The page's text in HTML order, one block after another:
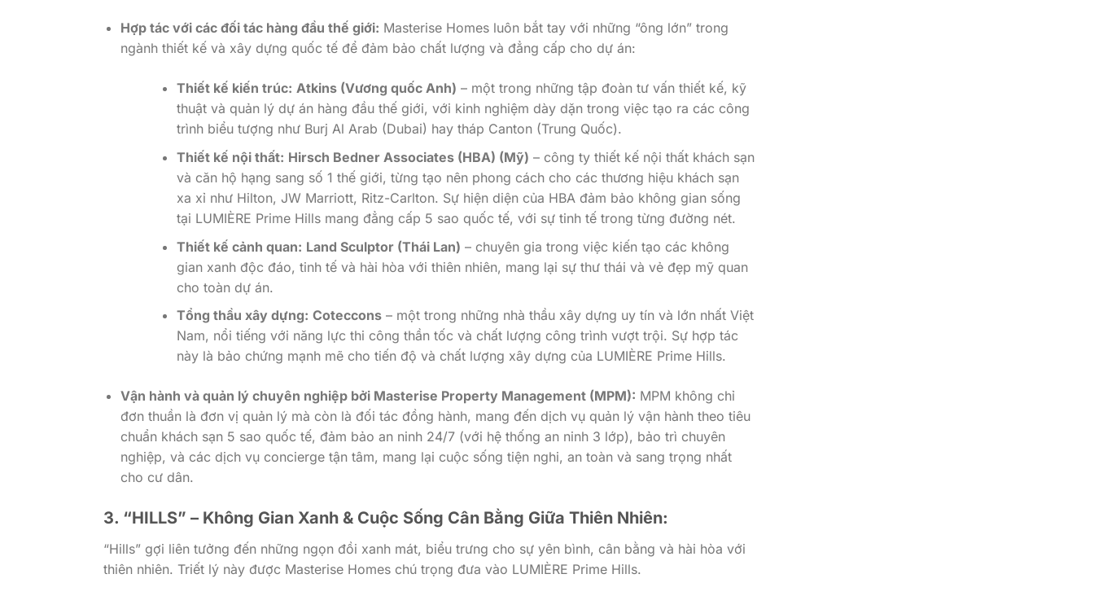
Hợp tác với các đối tác hàng đầu thế giới: Masterise Homes luôn bắt tay với những “ông lớn” trong
ngành thiết kế và xây dựng quốc tế để đảm bảo chất lượng và đẳng cấp cho dự án:
Thiết kế kiến trúc: Atkins (Vương quốc Anh) – một trong những tập đoàn tư vấn thiết kế, kỹ
thuật và quản lý dự án hàng đầu thế giới, với kinh nghiệm dày dặn trong việc tạo ra các công
trình biểu tượng như Burj Al Arab (Dubai) hay tháp Canton (Trung Quốc).
Thiết kế nội thất: Hirsch Bedner Associates (HBA) (Mỹ) – công ty thiết kế nội thất khách sạn
và căn hộ hạng sang số 1 thế giới, từng tạo nên phong cách cho các thương hiệu khách sạn
xa xỉ như Hilton, JW Marriott, Ritz-Carlton. Sự hiện diện của HBA đảm bảo không gian sống
tại LUMIÈRE Prime Hills mang đẳng cấp 5 sao quốc tế, với sự tinh tế trong từng đường nét.
Thiết kế cảnh quan: Land Sculptor (Thái Lan) – chuyên gia trong việc kiến tạo các không
gian xanh độc đáo, tinh tế và hài hòa với thiên nhiên, mang lại sự thư thái và vẻ đẹp mỹ quan
cho toàn dự án.
Tổng thầu xây dựng: Coteccons– một trong những nhà thầu xây dựng uy tín và lớn nhất Việt
Nam, nổi tiếng với năng lực thi công thần tốc và chất lượng công trình vượt trội. Sự hợp tác
này là bảo chứng mạnh mẽ cho tiến độ và chất lượng xây dựng của LUMIÈRE Prime Hills.
Vận hành và quản lý chuyên nghiệp bởi Masterise Property Management (MPM): MPM không chỉ
đơn thuần là đơn vị quản lý mà còn là đối tác đồng hành, mang đến dịch vụ quản lý vận hành theo tiêu
chuẩn khách sạn 5 sao quốc tế, đảm bảo an ninh 24/7 (với hệ thống an ninh 3 lớp), bảo trì chuyên
nghiệp, và các dịch vụ concierge tận tâm, mang lại cuộc sống tiện nghi, an toàn và sang trọng nhất
cho cư dân.
3. “HILLS” – Không Gian Xanh & Cuộc Sống Cân Bằng Giữa Thiên Nhiên:
“Hills” gợi liên tưởng đến những ngọn đồi xanh mát, biểu trưng cho sự yên bình, cân bằng và hài hòa với
thiên nhiên. Triết lý này được Masterise Homes chú trọng đưa vào LUMIÈRE Prime Hills.